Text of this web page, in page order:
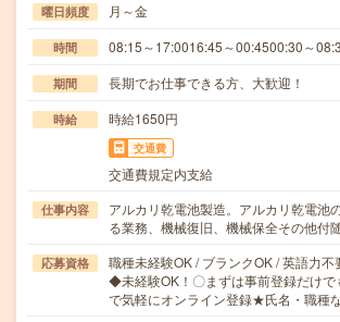
曜日頻度 月～金
時間 08:15～17:0016:45～00:4500:30～
期間 長期でお仕事できる方、大歓迎！
時給 時給1650円
交通費
交通費規定内支給
仕事内容
アルカリ乾電池製造。アルカリ乾電池
る業務、機械復旧、機械保全その他付
応募資格
職種未経験OK / ブランクOK / 英語力不
◆未経験OK！〇まずは事前登録だけで
で気軽にオンライン登録★氏名・職種